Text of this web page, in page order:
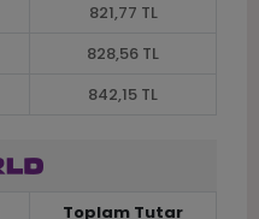
821,77 TL
828,56 TL
842,15 TL
Toplam Tutar